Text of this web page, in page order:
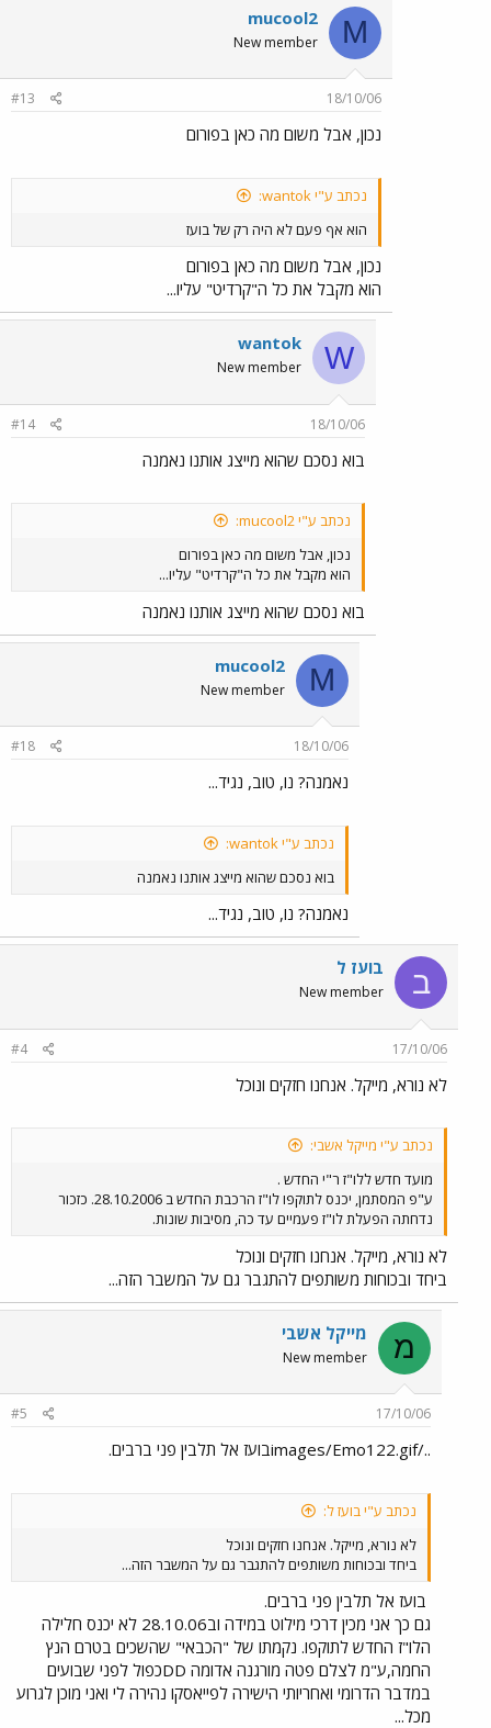
M
mucool2
New member
18/10/06
#13
נכון, אבל משום מה כאן בפורום
נכתב ע"י wantok:
הוא אף פעם לא היה רק של בועז
נכון, אבל משום מה כאן בפורום
הוא מקבל את כל ה"קרדיט" עליו...
W
wantok
New member
18/10/06
#14
בוא נסכם שהוא מייצג אותנו נאמנה
נכתב ע"י mucool2:
נכון, אבל משום מה כאן בפורום
הוא מקבל את כל ה"קרדיט" עליו...
בוא נסכם שהוא מייצג אותנו נאמנה
M
mucool2
New member
18/10/06
#18
נאמנה? נו, טוב, נגיד...
נכתב ע"י wantok:
בוא נסכם שהוא מייצג אותנו נאמנה
נאמנה? נו, טוב, נגיד...
ב בועז ל
New member
17/10/06
#4
לא נורא, מייקל. אנחנו חזקים ונוכל
נכתב ע"י מייקל אשבי:
מועד חדש ללו"ז ר"י החדש .
ע"פ המסתמן, יכנס לתוקפו לו"ז הרכבת החדש ב 28.10.2006. כזכור
נדחתה הפעלת לו"ז פעמיים עד כה, מסיבות שונות.
לא נורא, מייקל. אנחנו חזקים ונוכל
ביחד ובכוחות משותפים להתגבר גם על המשבר הזה...
מ מייקל אשבי
New member
17/10/06
#5
../images/Emo122.gifבועז אל תלבין פני ברבים.
נכתב ע"י בועז ל:
לא נורא, מייקל. אנחנו חזקים ונוכל
ביחד ובכוחות משותפים להתגבר גם על המשבר הזה...
בועז אל תלבין פני ברבים.
גם כך אני מכין דרכי מילוט במידה וב28.10.06 לא יכנס חלילה
הלו"ז החדש לתוקפו. נקמתו של "הכבאי" שהשכים בטרם הנץ
החמה,ע"מ לצלם פטה מורגנה אדומה DDכפול לפני שבועים
במדבר הדרומי ואחריותי הישירה לפייאסקו נהירה לי ואני מוכן לגרוע
מכל...